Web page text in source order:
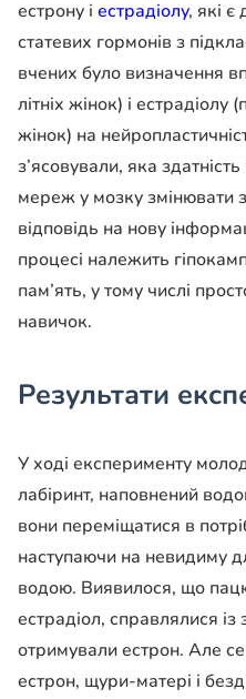
естрону і естрадіолу, які є
статевих гормонів з
вчених було визначення
літніх жінок) і
жінок) на
з’ясовували, яка
мереж у мозку змінювати
відповідь на нову
процесі належить
пам’ять, у тому числі
навичок.
Результати
У ході експерименту
лабіринт, наповнений
вони переміщатися в
наступаючи на невидиму
водою. Виявилося, що
естрадіол, справлялися
отримували естрон. Але
естрон, щури-матері і